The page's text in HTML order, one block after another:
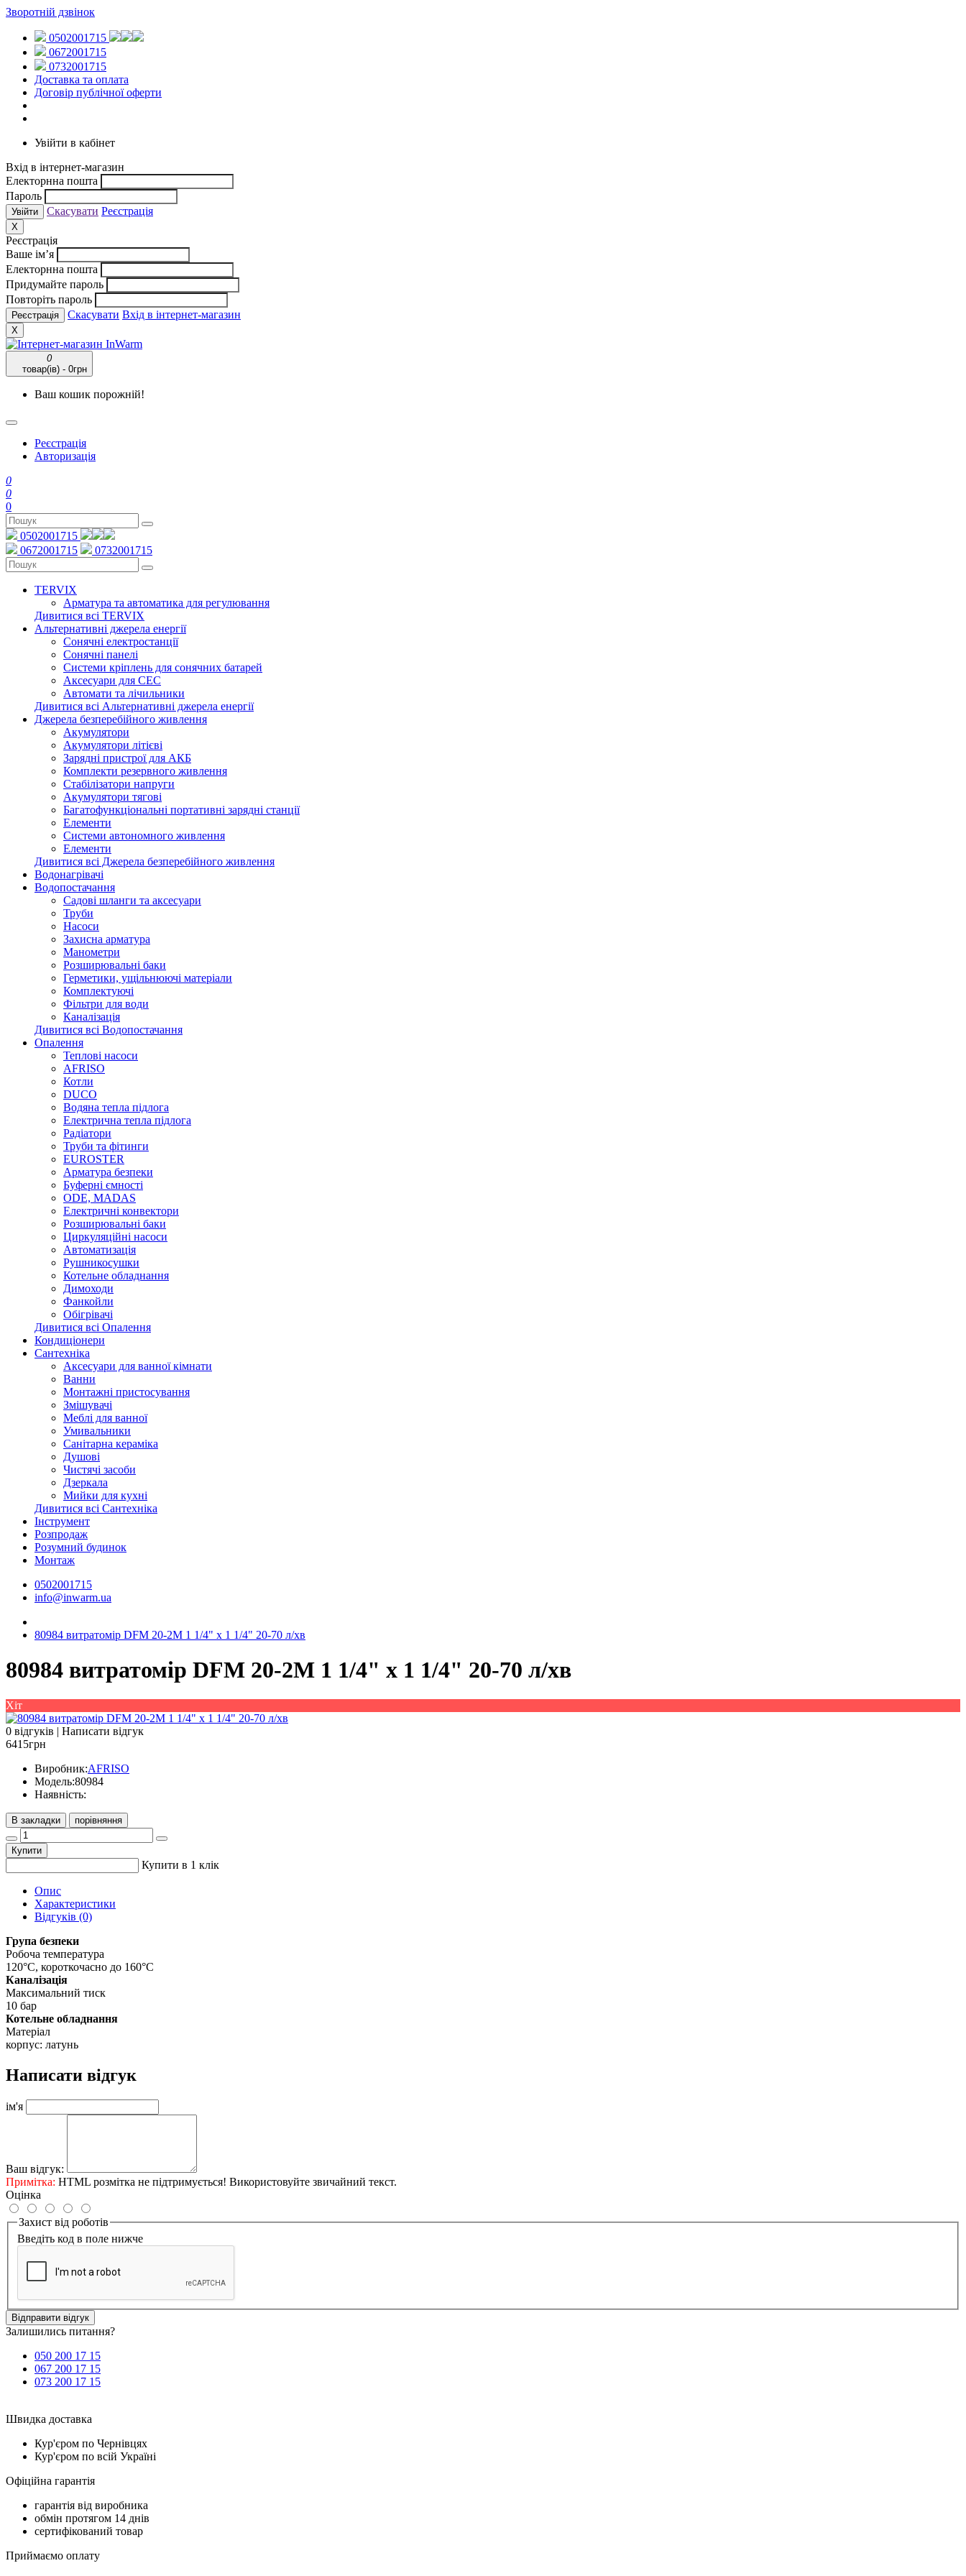
Зворотній дзвінок
0502001715
0672001715
0732001715
Доставка та оплата
Договір публічної оферти
Увійти в кабінет
Вхід в інтернет-магазин
Електорнна пошта
Пароль
Скасувати Реєстрація
X
Реєстрація
Ваше ім’я
Електорнна пошта
Придумайте пароль
Повторіть пароль
Скасувати Вхід в інтернет-магазин
X
0
товар(ів) - 0грн
Ваш кошик порожній!
Реєстрація
Авторизація
0
0
0
0502001715
0672001715
0732001715
TERVIX
Арматура та автоматика для регулювання
Дивитися всі TERVIX
Альтернативні джерела енергії
Сонячні електростанції
Сонячні панелі
Системи кріплень для сонячних батарей
Аксесуари для СЕС
Автомати та лічильники
Дивитися всі Альтернативні джерела енергії
Джерела безперебійного живлення
Акумулятори
Акумулятори літієві
Зарядні пристрої для АКБ
Комплекти резервного живлення
Стабілізатори напруги
Акумулятори тягові
Багатофункціональні портативні зарядні станції
Елементи
Системи автономного живлення
Елементи
Дивитися всі Джерела безперебійного живлення
Водонагрівачі
Водопостачання
Садові шланги та аксесуари
Труби
Насоси
Захисна арматура
Манометри
Розширювальні баки
Герметики, ущільнюючі матеріали
Комплектуючі
Фільтри для води
Каналізація
Дивитися всі Водопостачання
Опалення
Теплові насоси
AFRISO
Котли
DUCO
Водяна тепла підлога
Електрична тепла підлога
Радіатори
Труби та фітинги
EUROSTER
Арматура безпеки
Буферні ємності
ODE, MADAS
Електричні конвектори
Розширювальні баки
Циркуляційні насоси
Автоматизація
Рушникосушки
Котельне обладнання
Димоходи
Фанкойли
Обігрівачі
Дивитися всі Опалення
Кондиціонери
Сантехніка
Аксесуари для ванної кімнати
Ванни
Монтажні пристосування
Змішувачі
Меблі для ванної
Умивальники
Санітарна кераміка
Душові
Чистячі засоби
Дзеркала
Мийки для кухні
Дивитися всі Сантехніка
Інструмент
Розпродаж
Розумний будинок
Монтаж
0502001715
info@inwarm.ua
80984 витратомір DFM 20-2M 1 1/4" х 1 1/4" 20-70 л/хв
80984 витратомір DFM 20-2M 1 1/4" х 1 1/4" 20-70 л/хв
Хіт
0 відгуків | Написати відгук
6415грн
Виробник:AFRISO
Модель:80984
Наявність:
В закладки порівняння
Купити
Купити в 1 клік
Опис
Характеристики
Відгуків (0)
Група безпеки
Робоча температура
120°С, короткочасно до 160°С
Каналізація
Максимальний тиск
10 бар
Котельне обладнання
Матеріал
корпус: латунь
Написати відгук
ім'я
Ваш відгук:
Примітка: HTML розмітка не підтримується! Використовуйте звичайний текст.
Оцінка
Захист від роботів
Введіть код в поле нижче
Відправити відгук
Залишились питання?
050 200 17 15
067 200 17 15
073 200 17 15
Швидка доставка
Кур'єром по Чернівцях
Кур'єром по всій Україні
Офіційна гарантія
гарантія від виробника
обмін протягом 14 днів
сертифікований товар
Приймаємо оплату